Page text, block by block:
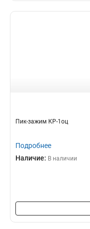
Пик-зажим КР-1оц
Подробнее
Наличие: В наличии